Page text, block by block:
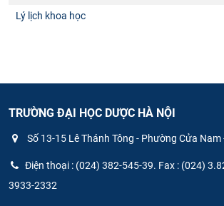
Lý lịch khoa học
TRƯỜNG ĐẠI HỌC DƯỢC HÀ NỘI
Số 13-15 Lê Thánh Tông - Phường Cửa
Điện thoại : (024) 382-545-39. Fax : (024)
3933-2332